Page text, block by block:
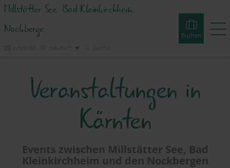
Millstätter See. Bad Kleinkirchheim.
Nockberge.
Buchen
Buchen Webcams
Unterkünfte
Erleben
Veranstaltungen in
Kärnten
Events zwischen Millstätter See, Bad
Kleinkirchheim und den Nockbergen